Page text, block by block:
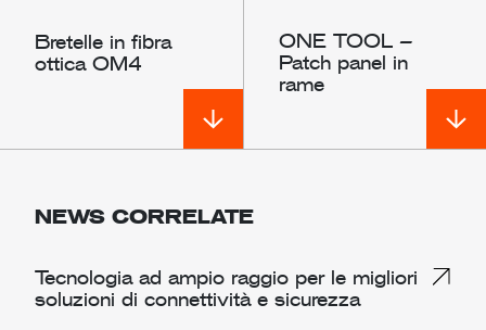
Bretelle in fibra
ottica OM4
ONE TOOL –
Patch panel in
rame
NEWS CORRELATE
Tecnologia ad ampio raggio per le migliori
soluzioni di connettività e sicurezza